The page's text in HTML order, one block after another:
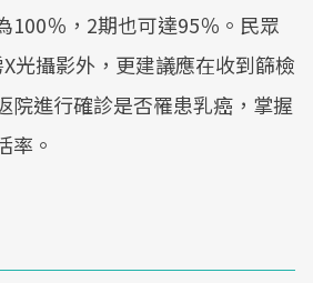
100％，2期也可達95％。民眾
光攝影外，更建議應在收到篩檢
院進行確診是否罹患乳癌，掌握
率。